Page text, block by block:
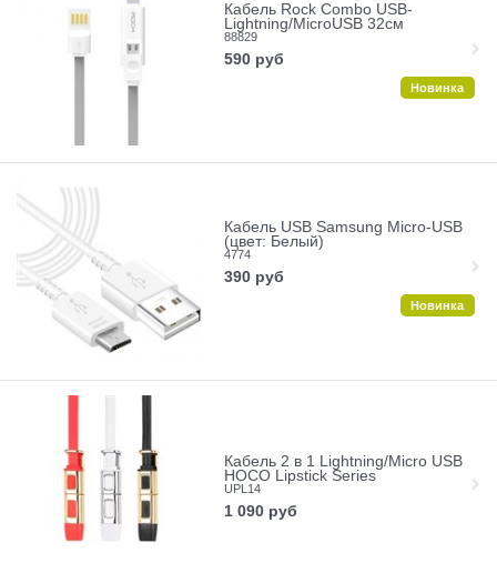
Кабель Rock Combo USB-
Lightning/MicroUSB 32см
88829
590 руб
Новинка
Кабель USB Samsung Micro-USB
(цвет: Белый)
4774
390 руб
Новинка
Кабель 2 в 1 Lightning/Micro USB
HOCO Lipstick Series
UPL14
1 090 руб